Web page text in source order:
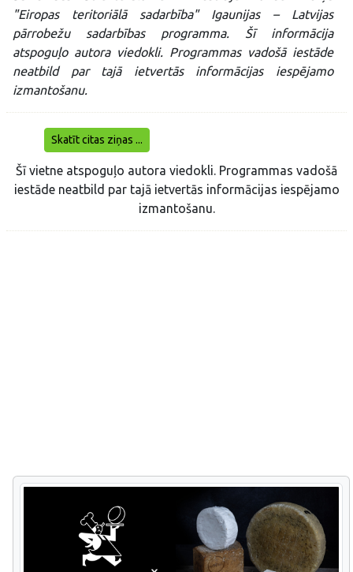
"Eiropas teritoriālā sadarbība" Igaunijas – Latvijas
pārrobežu sadarbības programma. Šī informācija
atspoguļo autora viedokli. Programmas vadošā iestāde
neatbild par tajā ietvertās informācijas iespējamo
izmantošanu.
Skatīt citas ziņas ...
Šī vietne atspoguļo autora viedokli. Programmas vadošā
iestāde neatbild par tajā ietvertās informācijas iespējamo
izmantošanu.